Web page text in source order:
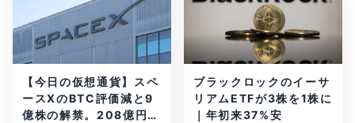
【今日の仮想通貨】スペ
ースXのBTC評価減と9
億株の解禁。208億円相
ブラックロックのイーサ
リアムETFが3株を1株に
｜年初来37%安